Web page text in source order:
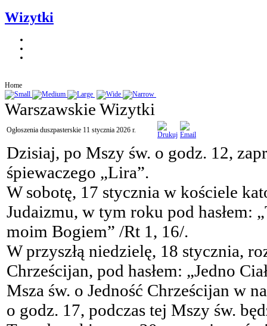
Wizytki
Home
Warszawskie Wizytki
Ogłoszenia duszpasterskie 11 stycznia 2026 r.
Dzisiaj, po Mszy św. o godz. 12,
śpiewaczego „Lira”.
W sobotę, 17 stycznia w kościele
Judaizmu, w tym roku pod hasłem:
moim Bogiem” /Rt 1, 16/.
W przyszłą niedzielę, 18 stycznia,
Chrześcijan, pod hasłem: „Jedno
Msza św. o Jedność Chrześcijan w
o godz. 17, podczas tej Mszy św.